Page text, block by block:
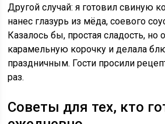
Другой случай: я готовил свиную
нанес глазурь из мёда, соевого
Казалось бы, простая сладость, но
карамельную корочку и делала
праздничным. Гости просили
раз.
Советы для тех, кто